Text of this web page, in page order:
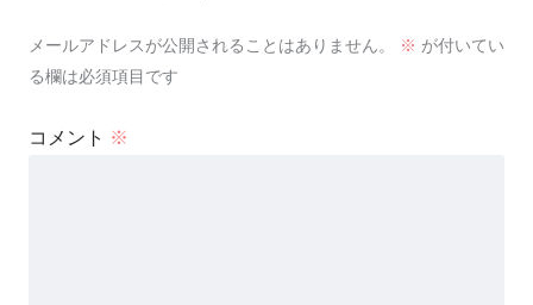
メールアドレスが公開されることはありません。 ※ が付いてい
る欄は必須項目です
コメント ※